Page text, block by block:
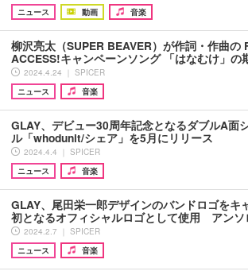
ニュース
動画 音楽
柳沢亮太（SUPER BEAVER）が作詞・作曲の
ACCESS!キャンペーンソング 「はなむけ」
2024.4.24 ｜ SPICER
ニュース
音楽
GLAY、デビュー30周年記念となるダブルA面
ル「whodunit/シェア」を5月にリリース
2024.4.4 ｜ SPICER
ニュース
音楽
GLAY、尾田栄一郎デザインのバンドロゴをキ
初となるオフィシャルロゴとして使用 アン
2024.2.7 ｜ SPICER
ニュース
音楽